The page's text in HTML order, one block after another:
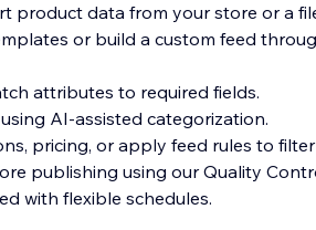
product data from your store or a
or build a custom feed
attributes to required fields.
AI-assisted categorization.
pricing, or apply feed rules to
publishing using our Quality
with flexible schedules.